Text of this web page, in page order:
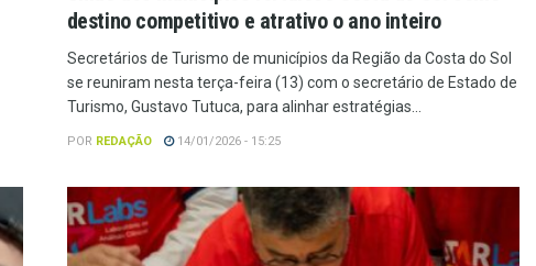
destino competitivo e atrativo o ano inteiro
Secretários de Turismo de municípios da Região da Costa do Sol
se reuniram nesta terça-feira (13) com o secretário de Estado de
Turismo, Gustavo Tutuca, para alinhar estratégias...
POR REDAÇÃO 14/01/2026 - 15:25